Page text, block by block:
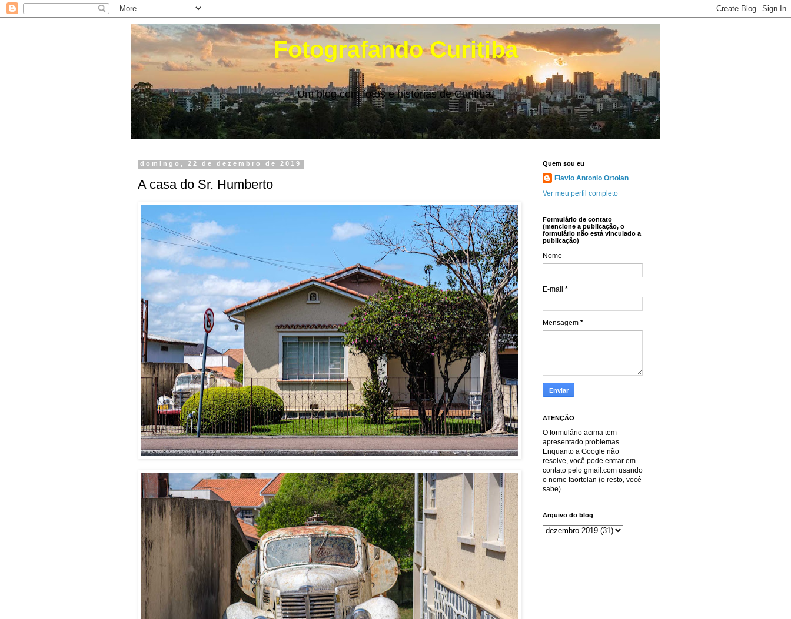
Fotografando Curitiba
Um blog com fotos e histórias de Curitiba.
domingo, 22 de dezembro de 2019
A casa do Sr. Humberto
Quem sou eu
Flavio Antonio Ortolan
Ver meu perfil completo
Formulário de contato
(mencione a publicação, o
formulário não está vinculado a
publicação)
Nome
E-mail *
Mensagem *
ATENÇÃO
O formulário acima tem
apresentado problemas.
Enquanto a Google não
resolve, você pode entrar em
contato pelo gmail.com usando
o nome faortolan (o resto, você
sabe).
Arquivo do blog